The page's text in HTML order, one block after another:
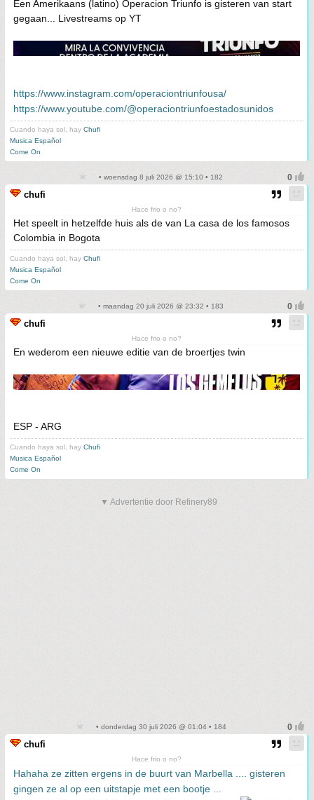
Een Amerikaans (latino) Operacion Triunfo is gisteren van start
gegaan... Livestreams op YT
https://www.instagram.com/operaciontriunfousa/
https://www.youtube.com/@operaciontriunfoestadosunidos
Cuando haya sol, hay Chufi
Musica Español
Come On
• woensdag 8 juli 2026 @ 15:10 • 182
chufi
Hace frio o no?
Het speelt in hetzelfde huis als de van La casa de los famosos
Colombia in Bogota
Cuando haya sol, hay Chufi
Musica Español
Come On
• maandag 20 juli 2026 @ 23:32 • 183
chufi
Hace frio o no?
En wederom een nieuwe editie van de broertjes twin
ESP - ARG
Cuando haya sol, hay Chufi
Musica Español
Come On
▼ Advertentie door Refinery89
• donderdag 30 juli 2026 @ 01:04 • 184
chufi
Hace frio o no?
Hahaha ze zitten ergens in de buurt van Marbella .... gisteren
gingen ze al op een uitstapje met een bootje ...